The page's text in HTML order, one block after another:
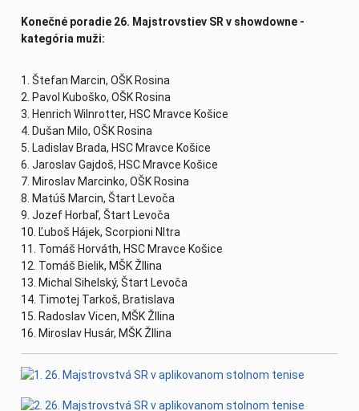
Konečné poradie 26. Majstrovstiev SR v showdowne -
kategória muži:
1. Štefan Marcin, OŠK Rosina
2. Pavol Kuboško, OŠK Rosina
3. Henrich Wilnrotter, HSC Mravce Košice
4. Dušan Milo, OŠK Rosina
5. Ladislav Brada, HSC Mravce Košice
6. Jaroslav Gajdoš, HSC Mravce Košice
7. Miroslav Marcinko, OŠK Rosina
8. Matúš Marcin, Štart Levoča
9. Jozef Horbaľ, Štart Levoča
10. Ľuboš Hájek, Scorpioni NItra
11. Tomáš Horváth, HSC Mravce Košice
12. Tomáš Bielik, MŠK ŽIlina
13. Michal Sihelský, Štart Levoča
14. Timotej Tarkoš, Bratislava
15. Radoslav Vicen, MŠK ŽIlina
16. Miroslav Husár, MŠK ŽIlina